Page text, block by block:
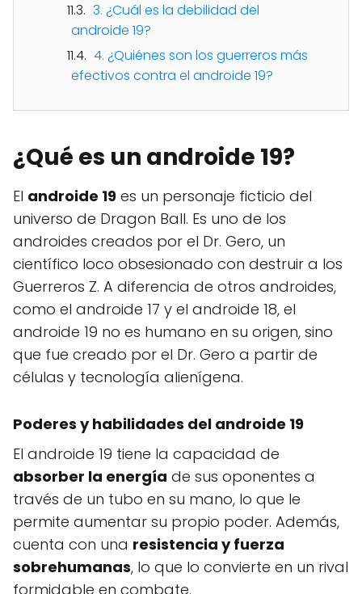
3. ¿Cuál es la debilidad del
androide 19?
4. ¿Quiénes son los guerreros más
efectivos contra el androide 19?
¿Qué es un androide 19?
El androide 19 es un personaje ficticio del
universo de Dragon Ball. Es uno de los
androides creados por el Dr. Gero, un
científico loco obsesionado con destruir a los
Guerreros Z. A diferencia de otros androides,
como el androide 17 y el androide 18, el
androide 19 no es humano en su origen, sino
que fue creado por el Dr. Gero a partir de
células y tecnología alienígena.
Poderes y habilidades del androide 19
El androide 19 tiene la capacidad de
absorber la energía de sus oponentes a
través de un tubo en su mano, lo que le
permite aumentar su propio poder. Además,
cuenta con una resistencia y fuerza
sobrehumanas, lo que lo convierte en un rival
formidable en combate.